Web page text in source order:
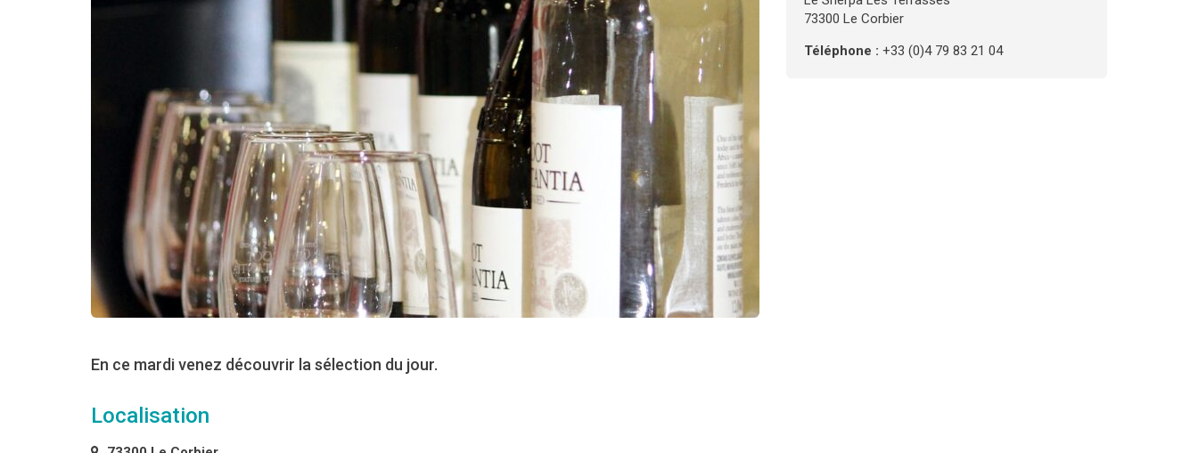
En ce mardi venez découvrir la sélection du jour.
Localisation
73300 Le Corbier
Téléphone : +33 (0)4 79 83 21 04